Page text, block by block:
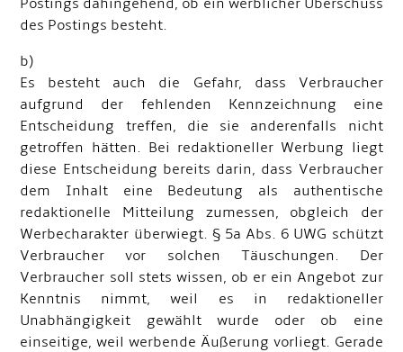
Postings dahingehend, ob ein werblicher Überschuss
des Postings besteht.
b)
Es besteht auch die Gefahr, dass Verbraucher
aufgrund der fehlenden Kennzeichnung eine
Entscheidung treffen, die sie anderenfalls nicht
getroffen hätten. Bei redaktioneller Werbung liegt
diese Entscheidung bereits darin, dass Verbraucher
dem Inhalt eine Bedeutung als authentische
redaktionelle Mitteilung zumessen, obgleich der
Werbecharakter überwiegt. § 5a Abs. 6 UWG schützt
Verbraucher vor solchen Täuschungen. Der
Verbraucher soll stets wissen, ob er ein Angebot zur
Kenntnis nimmt, weil es in redaktioneller
Unabhängigkeit gewählt wurde oder ob eine
einseitige, weil werbende Äußerung vorliegt. Gerade